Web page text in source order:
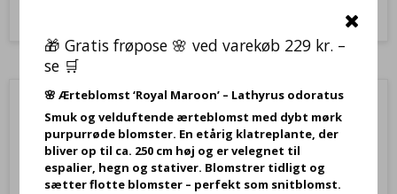
🎁 Gratis frøpose 🌸 ved varekøb 229 kr. –
se 🛒
🌸 Ærteblomst ‘Royal Maroon’ – Lathyrus odoratus
Smuk og velduftende ærteblomst med dybt mørk
purpurrøde blomster. En etårig klatreplante, der
bliver op til ca. 250 cm høj og er velegnet til
espalier, hegn og stativer. Blomstrer tidligt og
sætter flotte blomster – perfekt som snitblomst.